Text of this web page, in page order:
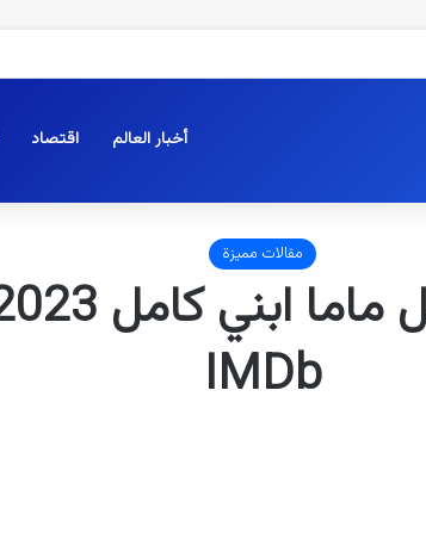
أخبار العالم اقتصاد
مقالات مميزة
IMDb